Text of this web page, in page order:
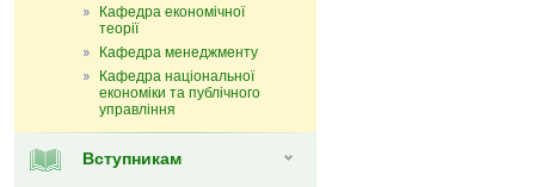
Кафедра економічної
теорії
Кафедра менеджменту
Кафедра національної
економіки та публічного
управління
Вступникам